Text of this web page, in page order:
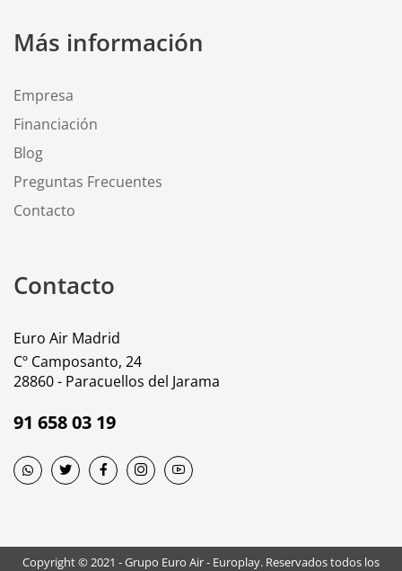
Más información
Empresa
Financiación
Blog
Preguntas Frecuentes
Contacto
Contacto
Euro Air Madrid
Cº Camposanto, 24
28860 - Paracuellos del Jarama
91 658 03 19
Copyright © 2021 - Grupo Euro Air - Europlay. Reservados todos los